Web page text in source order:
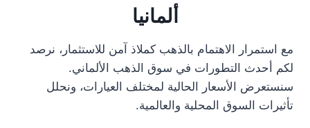
ألمانيا
مع استمرار الاهتمام بالذهب كملاذ آمن للاستثمار، نرصد
لكم أحدث التطورات في سوق الذهب الألماني.
سنستعرض الأسعار الحالية لمختلف العيارات، ونحلل
تأثيرات السوق المحلية والعالمية.